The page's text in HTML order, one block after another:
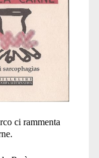
ci rammenta